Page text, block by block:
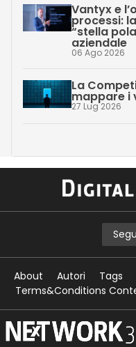
Vantyx e
processi:
“stella
aziendale
06 Ago 2026
La
mappare i
27 Lug 2026
About Autori Tags
Terms&Conditions